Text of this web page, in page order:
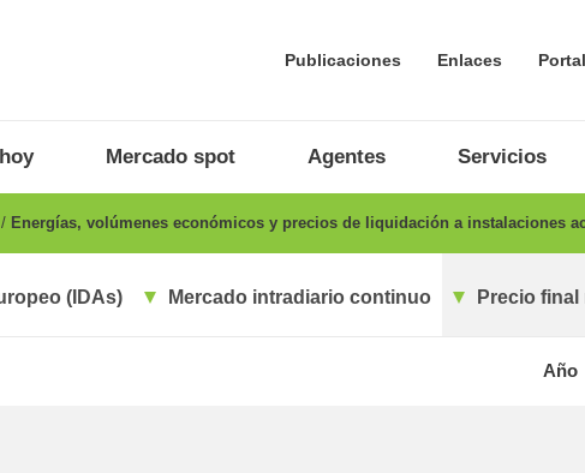
Publicaciones Enlaces
Mercado spot Agentes Servicios
Energías, volúmenes económicos y precios de liquidación a instalaciones
(IDAs) Mercado intradiario continuo Precio final
Año